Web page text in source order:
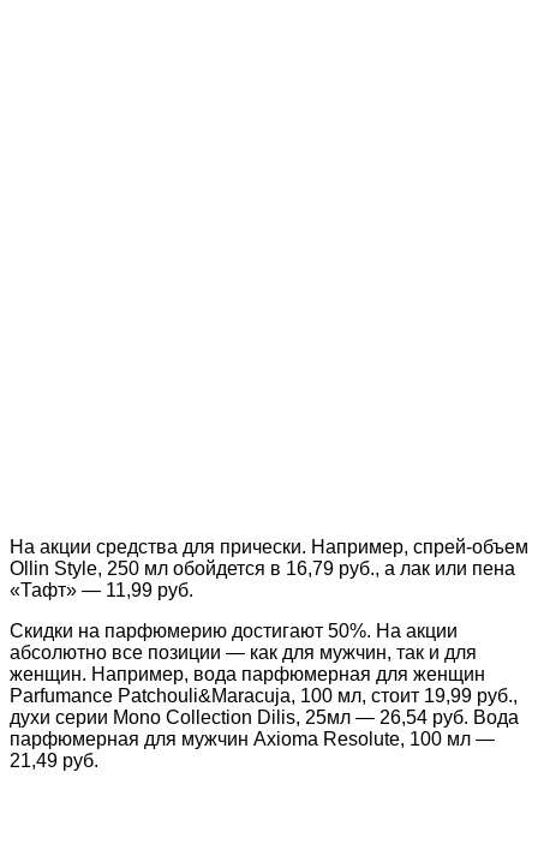
На акции средства для прически. Например, спрей-объем
Ollin Style, 250 мл обойдется в 16,79 руб., а лак или пена
«Тафт» — 11,99 руб.
Скидки на парфюмерию достигают 50%. На акции
абсолютно все позиции — как для мужчин, так и для
женщин. Например, вода парфюмерная для женщин
Parfumance Patchouli&Maracuja, 100 мл, стоит 19,99 руб.,
духи серии Mono Collection Dilis, 25мл — 26,54 руб. Вода
парфюмерная для мужчин Axioma Resolute, 100 мл —
21,49 руб.